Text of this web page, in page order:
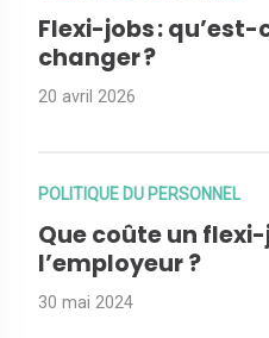
Flexi-jobs :
changer ?
20 avril 2026
POLITIQUE DU PERSONNEL
Que coûte un
l’employeur ?
30 mai 2024